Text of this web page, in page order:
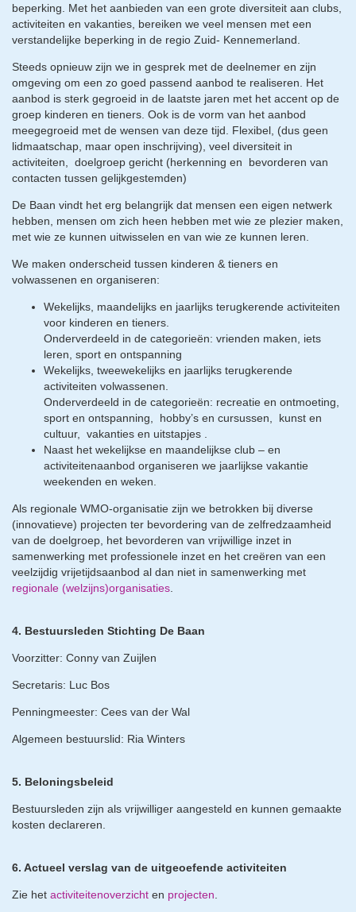
beperking. Met het aanbieden van een grote diversiteit aan clubs,
activiteiten en vakanties, bereiken we veel mensen met een
verstandelijke beperking in de regio Zuid- Kennemerland.
Steeds opnieuw zijn we in gesprek met de deelnemer en zijn
omgeving om een zo goed passend aanbod te realiseren. Het
aanbod is sterk gegroeid in de laatste jaren met het accent op de
groep kinderen en tieners. Ook is de vorm van het aanbod
meegegroeid met de wensen van deze tijd. Flexibel, (dus geen
lidmaatschap, maar open inschrijving), veel diversiteit in
activiteiten, doelgroep gericht (herkenning en bevorderen van
contacten tussen gelijkgestemden)
De Baan vindt het erg belangrijk dat mensen een eigen netwerk
hebben, mensen om zich heen hebben met wie ze plezier maken,
met wie ze kunnen uitwisselen en van wie ze kunnen leren.
We maken onderscheid tussen kinderen & tieners en
volwassenen en organiseren:
Wekelijks, maandelijks en jaarlijks terugkerende activiteiten
voor kinderen en tieners.
Onderverdeeld in de categorieën: vrienden maken, iets
leren, sport en ontspanning
Wekelijks, tweewekelijks en jaarlijks terugkerende
activiteiten volwassenen.
Onderverdeeld in de categorieën: recreatie en ontmoeting,
sport en ontspanning, hobby’s en cursussen, kunst en
cultuur, vakanties en uitstapjes .
Naast het wekelijkse en maandelijkse club – en
activiteitenaanbod organiseren we jaarlijkse vakantie
weekenden en weken.
Als regionale WMO-organisatie zijn we betrokken bij diverse
(innovatieve) projecten ter bevordering van de zelfredzaamheid
van de doelgroep, het bevorderen van vrijwillige inzet in
samenwerking met professionele inzet en het creëren van een
veelzijdig vrijetijdsaanbod al dan niet in samenwerking met
regionale (welzijns)organisaties
4. Bestuursleden Stichting De Baan
Voorzitter: Conny van Zuijlen
Secretaris: Luc Bos
Penningmeester: Cees van der Wal
Algemeen bestuurslid: Ria Winters
5. Beloningsbeleid
Bestuursleden zijn als vrijwilliger aangesteld en kunnen gemaakte
kosten declareren.
6. Actueel verslag van de uitgeoefende activiteiten
Zie het activiteitenoverzicht en projecten